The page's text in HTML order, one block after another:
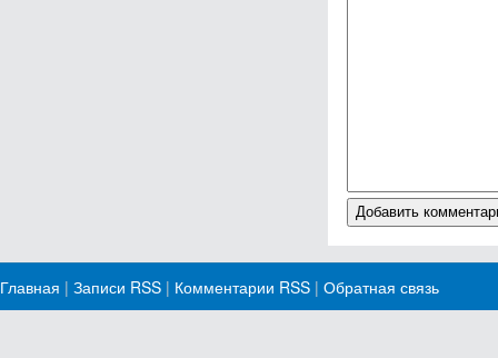
Главная | Записи RSS | Комментарии RSS | Обратная связь